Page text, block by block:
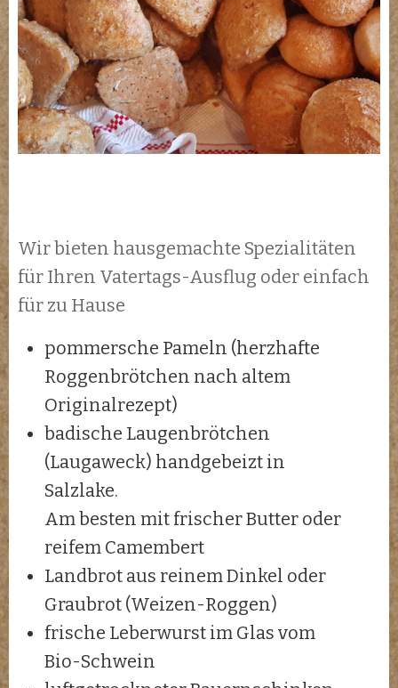
Wir bieten hausgemachte Spezialitäten
für Ihren Vatertags-Ausflug oder einfach
für zu Hause
pommersche Pameln (herzhafte
Roggenbrötchen nach altem
Originalrezept)
badische Laugenbrötchen
(Laugaweck) handgebeizt in
Salzlake.
Am besten mit frischer Butter oder
reifem Camembert
Landbrot aus reinem Dinkel oder
Graubrot (Weizen-Roggen)
frische Leberwurst im Glas vom
Bio-Schwein